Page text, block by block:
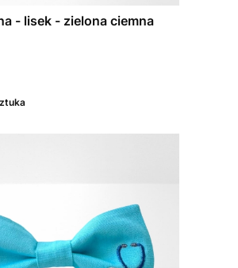
- lisek - zielona ciemna